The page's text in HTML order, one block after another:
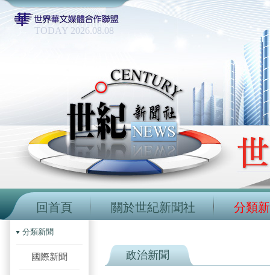
TODAY 2026.08.08
回首頁 關於世紀新聞社 分類
分類新聞
國際新聞 政治新聞